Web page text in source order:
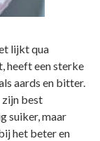
lijkt qua
heeft een sterke
aards en bitter.
zijn best
suiker, maar
het beter en